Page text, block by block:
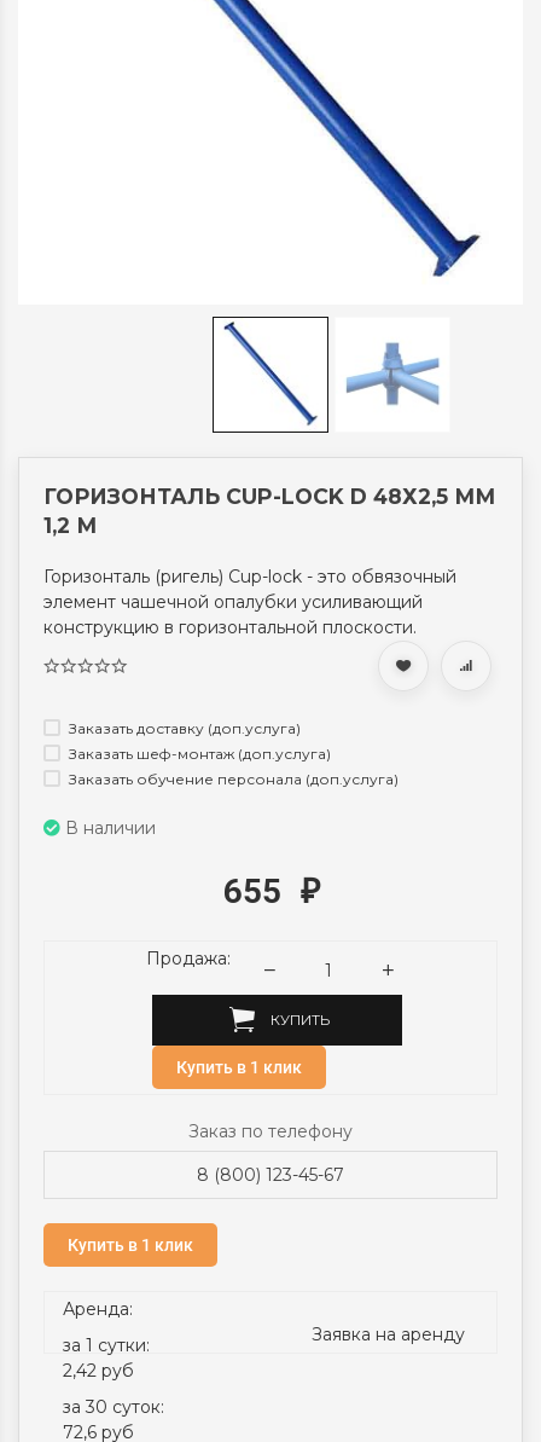
ГОРИЗОНТАЛЬ CUP-LOCK D 48Х2,5 ММ
1,2 М
Горизонталь (ригель) Cup-lock - это обвязочный
элемент чашечной опалубки усиливающий
конструкцию в горизонтальной плоскости.
Заказать доставку (доп.услуга)
Заказать шеф-монтаж (доп.услуга)
Заказать обучение персонала (доп.услуга)
В наличии
655 ₽
Продажа:
КУПИТЬ
Купить в 1 клик
Заказ по телефону
8 (800) 123-45-67
Купить в 1 клик
Аренда:
за 1 сутки:
2,42 руб
за 30 суток:
72,6 руб
Заявка на аренду